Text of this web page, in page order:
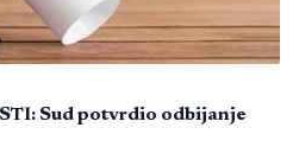
Sud potvrdio odbijanje